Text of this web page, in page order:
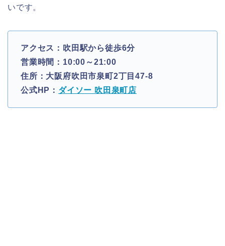
いです。
アクセス：吹田駅から徒歩6分
営業時間：10:00～21:00
住所：大阪府吹田市泉町2丁目47-8
公式HP： ダイソー 吹田泉町店